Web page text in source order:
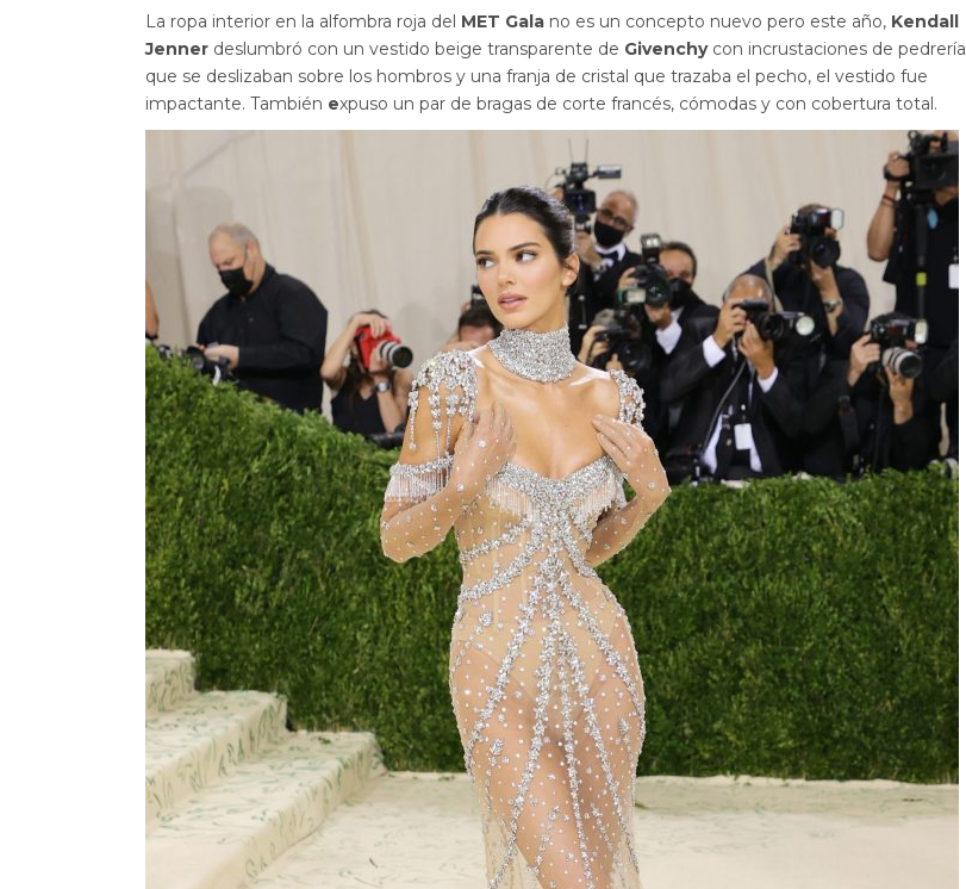
La ropa interior en la alfombra roja del MET Gala no es un concepto nuevo pero este año, Kendall
Jenner deslumbró con un vestido beige transparente de Givenchy con incrustaciones de pedrería
que se deslizaban sobre los hombros y una franja de cristal que trazaba el pecho, el vestido fue
impactante. También expuso un par de bragas de corte francés, cómodas y con cobertura total.